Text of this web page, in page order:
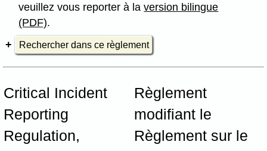
veuillez vous reporter à laversion bilingue
(PDF).
Rechercher dans ce règlement
Critical Incident
Reporting
Regulation,
Règlement
modifiant le
Règlement sur le